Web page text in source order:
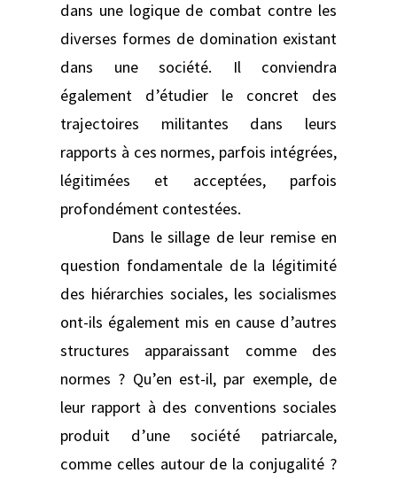
dans une logique de combat contre les
diverses formes de domination existant
dans une société. Il conviendra
également d’étudier le concret des
trajectoires militantes dans leurs
rapports à ces normes, parfois intégrées,
légitimées et acceptées, parfois
profondément contestées.
Dans le sillage de leur remise en
question fondamentale de la légitimité
des hiérarchies sociales, les socialismes
ont-ils également mis en cause d’autres
structures apparaissant comme des
normes ? Qu’en est-il, par exemple, de
leur rapport à des conventions sociales
produit d’une société patriarcale,
comme celles autour de la conjugalité ?